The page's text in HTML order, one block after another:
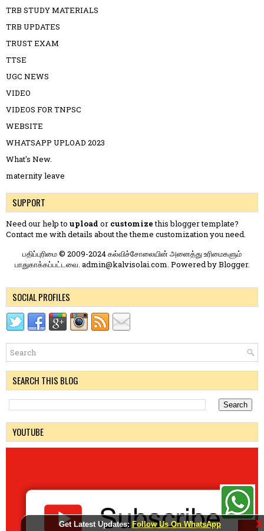
Get Latest Updates: Follow Us On WhatsApp X
TRB STUDY MATERIALS
TRB UPDATES
TRUST EXAM
TTSE
UGC NEWS
VIDEO
VIDEOS FOR TNPSC
WEBSITE
WHATSAPP UPLOAD 2023
What's New.
maternity leave
SUPPORT
Need our help to upload or customizethis blogger template?
Contact me with details about the theme customization you need.
பதிப்புரிமை © 2009-2024 கல்விச்சோலையின் அனைத்து உரிமைகளும்
பாதுகாக்கப்பட்டவை. admin@kalvisolai.com. Powered byBlogger.
SOCIAL PROFILES
SEARCH THIS BLOG
YOUTUBE